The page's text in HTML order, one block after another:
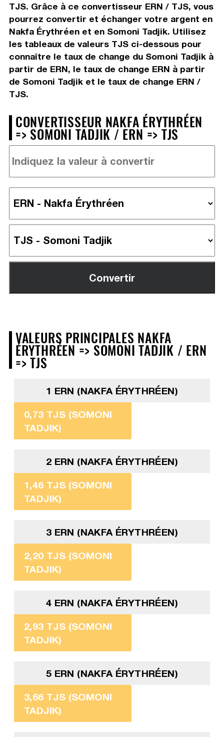
TJS. Grâce à ce convertisseur ERN / TJS, vous
pourrez convertir et échanger votre argent en
Nakfa Érythréen et en Somoni Tadjik. Utilisez
les tableaux de valeurs TJS ci-dessous pour
connaître le taux de change du Somoni Tadjik à
partir de ERN, le taux de change ERN à partir
de Somoni Tadjik et le taux de change ERN /
TJS.
CONVERTISSEUR NAKFA ÉRYTHRÉEN
=> SOMONI TADJIK / ERN => TJS
VALEURS PRINCIPALES NAKFA
ÉRYTHRÉEN => SOMONI TADJIK / ERN
=> TJS
1 ERN (NAKFA ÉRYTHRÉEN)
0,73 TJS (SOMONI
TADJIK)
2 ERN (NAKFA ÉRYTHRÉEN)
1,46 TJS (SOMONI
TADJIK)
3 ERN (NAKFA ÉRYTHRÉEN)
2,20 TJS (SOMONI
TADJIK)
4 ERN (NAKFA ÉRYTHRÉEN)
2,93 TJS (SOMONI
TADJIK)
5 ERN (NAKFA ÉRYTHRÉEN)
3,66 TJS (SOMONI
TADJIK)